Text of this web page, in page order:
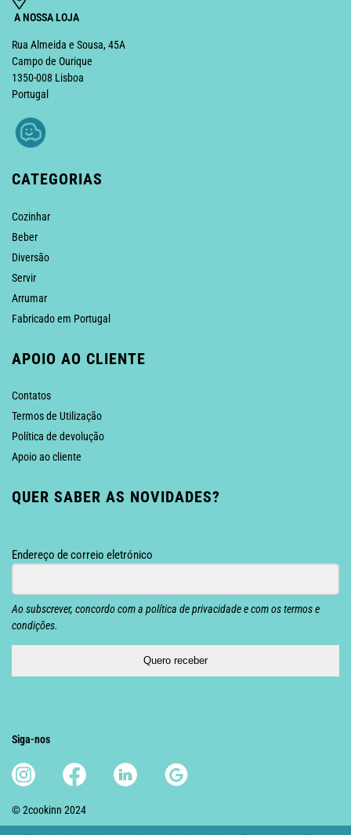
A NOSSA LOJA
Rua Almeida e Sousa, 45A
Campo de Ourique
1350-008 Lisboa
Portugal
CATEGORIAS
Cozinhar
Beber
Diversão
Servir
Arrumar
Fabricado em Portugal
APOIO AO CLIENTE
Contatos
Termos de Utilização
Política de devolução
Apoio ao cliente
QUER SABER AS NOVIDADES?
Endereço de correio eletrónico
Ao subscrever, concordo com a política de privacidade e com os termos e
condições.
Quero receber
Siga-nos
© 2cookinn 2024